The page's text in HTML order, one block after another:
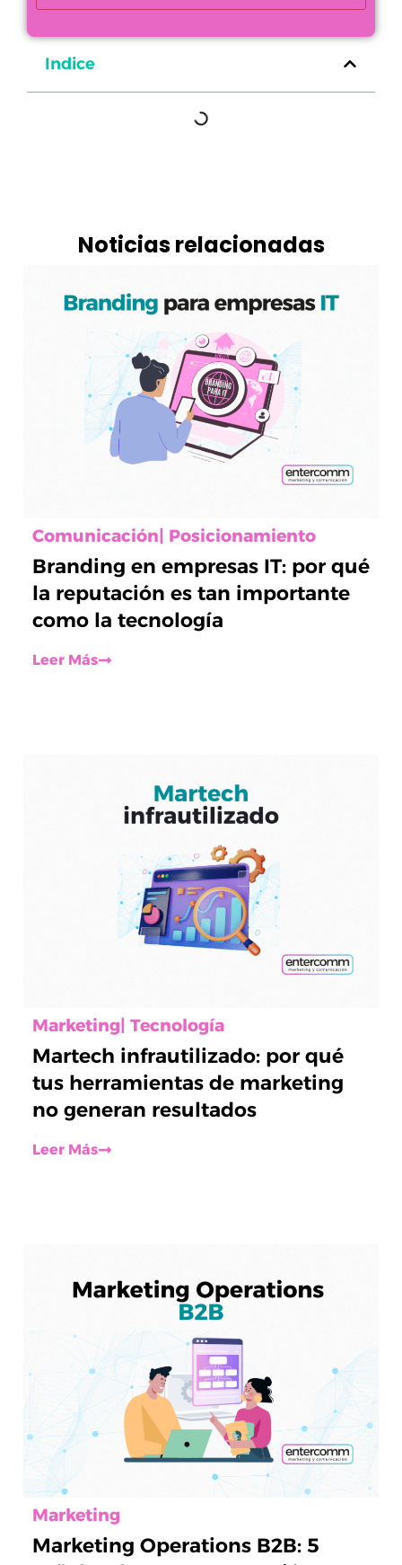
Indice
Noticias relacionadas
Comunicación Posicionamiento
Branding en empresas IT: por qué
la reputación es tan importante
como la tecnología
Leer Más
Marketing Tecnología
Martech infrautilizado: por qué
tus herramientas de marketing
no generan resultados
Leer Más
Marketing
Marketing Operations B2B: 5